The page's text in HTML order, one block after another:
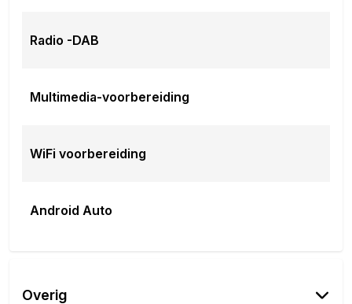
Radio -DAB
Multimedia-voorbereiding
WiFi voorbereiding
Android Auto
Overig